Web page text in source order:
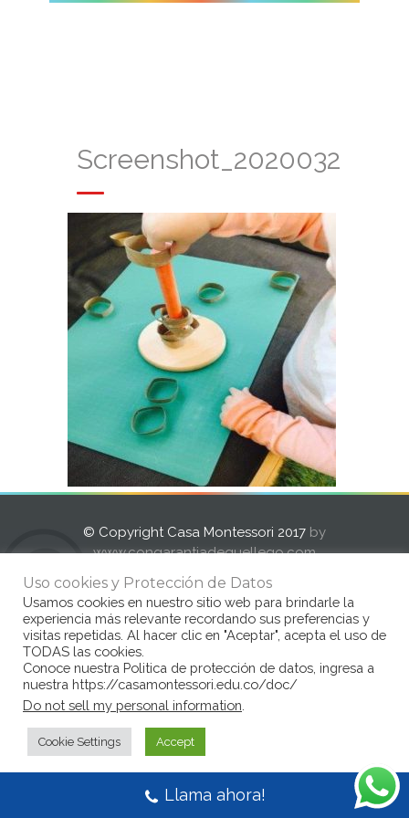
© Copyright Casa Montessori 2017 by
www.congarantiadequellego.com
Uso cookies y Protección de Datos
Usamos cookies en nuestro sitio web para brindarle la
experiencia más relevante recordando sus preferencias y
visitas repetidas. Al hacer clic en "Aceptar", acepta el uso de
TODAS las cookies.
Conoce nuestra Politica de protección de datos, ingresa a
nuestra https://casamontessori.edu.co/doc/
Do not sell my personal information
Cookie Settings Accept
Llama ahora!